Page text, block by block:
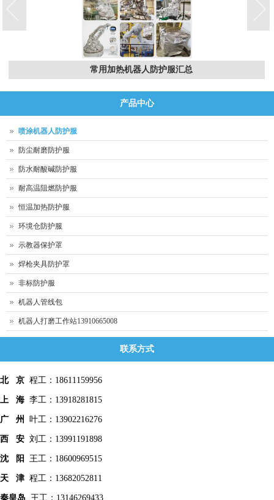
常用加热机器人防护服汇总
产品中心
喷涂机器人防护服
防尘耐磨防护服
防水耐酸碱防护服
耐高温阻燃防护服
恒温加热防护服
环境仓防护服
示教器保护罩
焊枪夹具防护罩
非标防护服
机器人管线包
机器人打磨工作站13910665008
联系方式
北 京 程工：18611159956
上 海 李工：13918281815
广 州 叶工：13902216276
西 安 刘工：13991191898
沈 阳 王工：18600969515
天 津 程工：13682052811
秦皇岛 王工：13146269433